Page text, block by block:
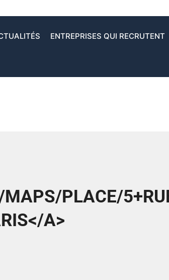
ENTREPRISES QUI RECRUTENT
MAPS/PLACE/
A>